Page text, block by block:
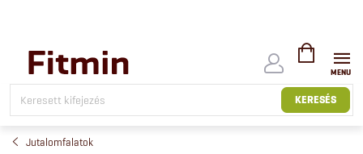
tartalomhoz
KERESÉS
KOSÁR
Jutalomfalatok